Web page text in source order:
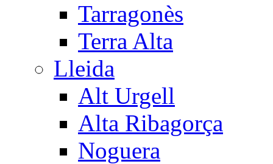
Tarragonès
Terra Alta
Lleida
Alt Urgell
Alta Ribagorça
Noguera